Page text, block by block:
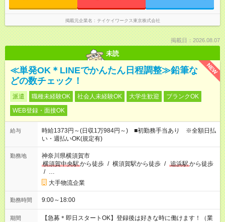
掲載元企業名 テイケイワークス東京株式会社
掲載日：2026.08.07
未読
NEW
≪単発OK＊LINEでかんたん日程調整≫鉛筆な
どの数チェック！
派遣 職種未経験OK 社会人未経験OK 大学生歓迎
ブランクOK
WEB登録・面接OK
給与
時給1373円～(日収1万984円～) ■初勤務手当あり ※全額日払
い・週払いOK(規定有)
勤務地
神奈川県横須賀市
横須賀中央駅から徒歩 / 横須賀駅から徒歩 / 追浜駅から徒歩
/ …
大手物流企業
勤務時間 9:00～18:00
期間
【急募＊即日スタートOK】登録後は好きな時に働けます！（業